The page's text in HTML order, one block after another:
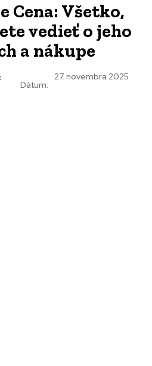
Cena: Všetko,
vedieť o jeho
a nákupe
Dátum:
27. novembra 2025